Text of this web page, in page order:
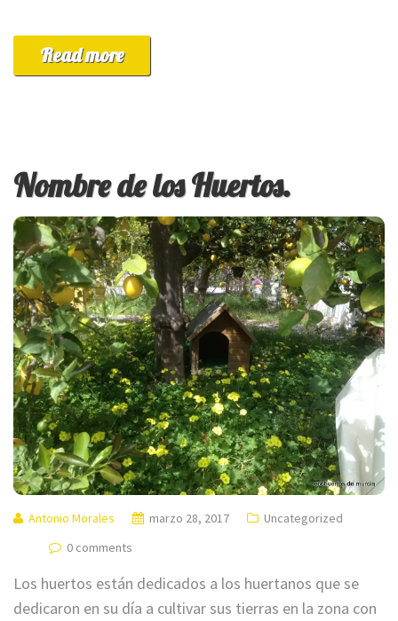
Read more
Nombre de los Huertos.
Antonio Morales marzo 28, 2017
Uncategorized
0 comments
Los huertos están dedicados a los huertanos que se
dedicaron en su día a cultivar sus tierras en la zona con